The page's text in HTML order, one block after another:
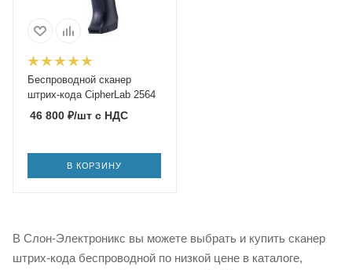
Беспроводной сканер
штрих-кода CipherLab 2564
46 800 ₽/шт с НДС
В КОРЗИНУ
В Слон-Электроникс вы можете выбрать и купить сканер
штрих-кода беспроводной по низкой цене в каталоге,